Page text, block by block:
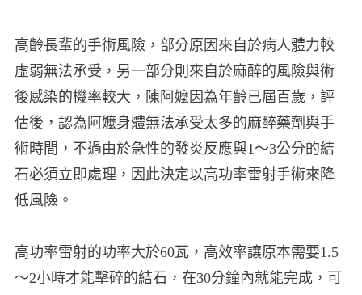
高齡長輩的手術風險，部分原因來自於病人體力較
虛弱無法承受，另一部分則來自於麻醉的風險與術
後感染的機率較大，陳阿嬤因為年齡已屆百歲，評
估後，認為阿嬤身體無法承受太多的麻醉藥劑與手
術時間，不過由於急性的發炎反應與1～3公分的結
石必須立即處理，因此決定以高功率雷射手術來降
低風險。
高功率雷射的功率大於60瓦，高效率讓原本需要1.5
～2小時才能擊碎的結石，在30分鐘內就能完成，可